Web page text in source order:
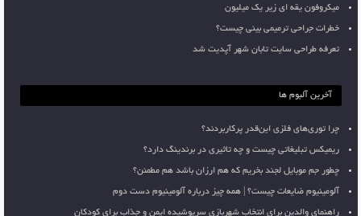
میکروفون یقه ای زیر یک میلیون
خطرات جراحی ترمیمی بینی چیست؟
تعرفه طراحی سایت تابان شهر آپدیت شد
آخرین آلبوم ها
چرا توری‌های فلزی این‌قدر پرکاربردند؟
ریمیکس تبلیغاتی چیست و چه تاثیری در برندینگ دارد؟
چطور جم موبایل لجند بخریم که هم ارزان باشد هم مطمئن؟
آلومینیوم ضایعات چیست؟ | همه چیز درباره آلومینیوم دست دوم
راهنمای والدین برای انتخاب شهربازی سرپوشیده ایمن و جذاب برای کودکان